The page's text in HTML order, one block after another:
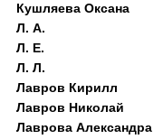
Кушляева Оксана
Л. А.
Л. Е.
Л. Л.
Лавров Кирилл
Лавров Николай
Лаврова Александра